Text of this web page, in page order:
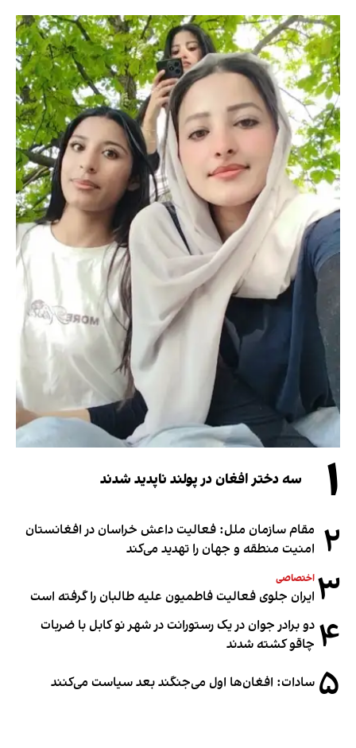
۱ سه دختر افغان در پولند ناپدید شدند
۲ مقام سازمان ملل: فعالیت داعش خراسان در افغانستان
امنیت منطقه و جهان را تهدید می‌کند
۳ اختصاصی
ایران جلوی فعالیت فاطمیون علیه طالبان را گرفته است
۴ دو برادر جوان در یک رستورانت در شهر نو کابل با ضربات
چاقو کشته شدند
۵ سادات: افغان‌ها اول می‌جنگند بعد سیاست می‌کنند